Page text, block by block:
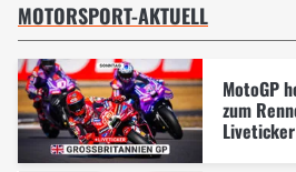
MOTORSPORT-AKTUELL
MotoGP
zum
Liveticker